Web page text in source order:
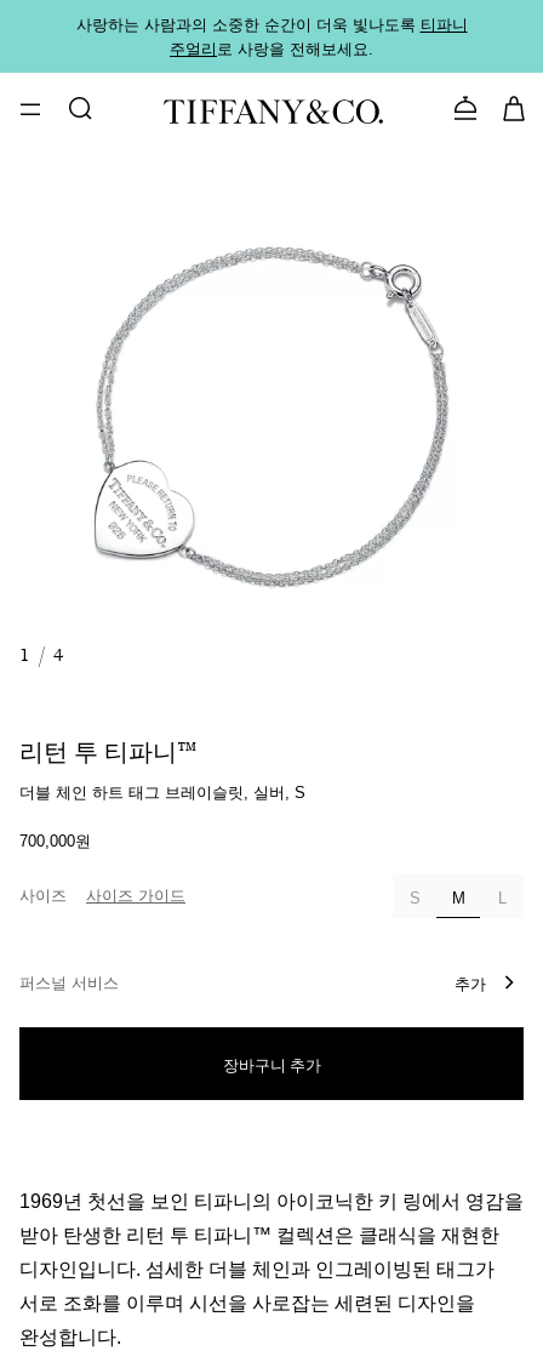
사랑하는 사람과의 소중한 순간이 더욱 빛나도록 티파니
주얼리로 사랑을 전해보세요.
문의하기
1 / 4
리턴 투 티파니™
더블 체인 하트 태그 브레이슬릿, 실버, S
700,000원
사이즈 사이즈 가이드 S M선택됨L
퍼스널 서비스 추가
장바구니 추가
1969년 첫선을 보인 티파니의 아이코닉한 키 링에서 영감을
받아 탄생한 리턴 투 티파니™ 컬렉션은 클래식을 재현한
디자인입니다. 섬세한 더블 체인과 인그레이빙된 태그가
서로 조화를 이루며 시선을 사로잡는 세련된 디자인을
완성합니다.